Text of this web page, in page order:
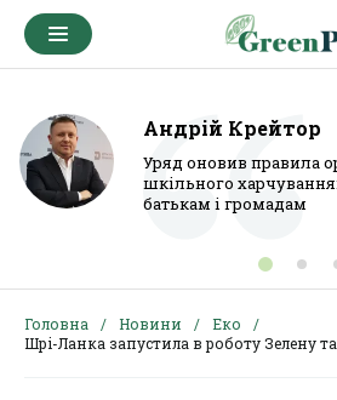
Андрій Крейтор
Уряд оновив правила
шкільного
батькам і громадам
Головна Новини
Еко
Шрі-Ланка запустила в роботу Зелену